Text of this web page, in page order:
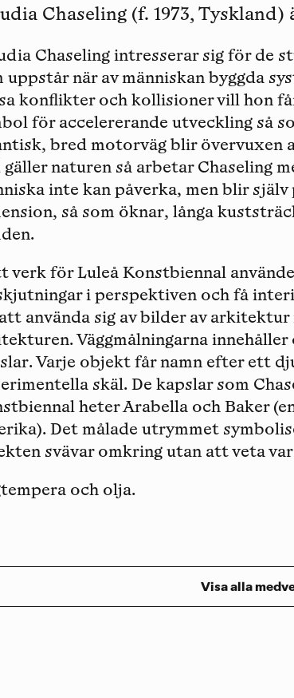
Chaseling (f. 1973,
Chaseling intresserar sig för de
uppstår när av människan byggda
konflikter och kollisioner vill hon
för accelererande utveckling så
bred motorväg blir övervuxen
gäller naturen så arbetar Chaseling
inte kan påverka, men blir
så som öknar, långa
verk för Luleå Konstbiennal
i perspektiven och få
använda sig av bilder av
Väggmålningarna
Varje objekt får namn efter ett
skäl. De kapslar som
heter Arabella och Baker
Det målade utrymmet
svävar omkring utan att veta
och olja.
Visa alla